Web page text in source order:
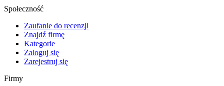
Społeczność
Zaufanie do recenzji
Znajdź firmę
Kategorie
Zaloguj się
Zarejestruj się
Firmy